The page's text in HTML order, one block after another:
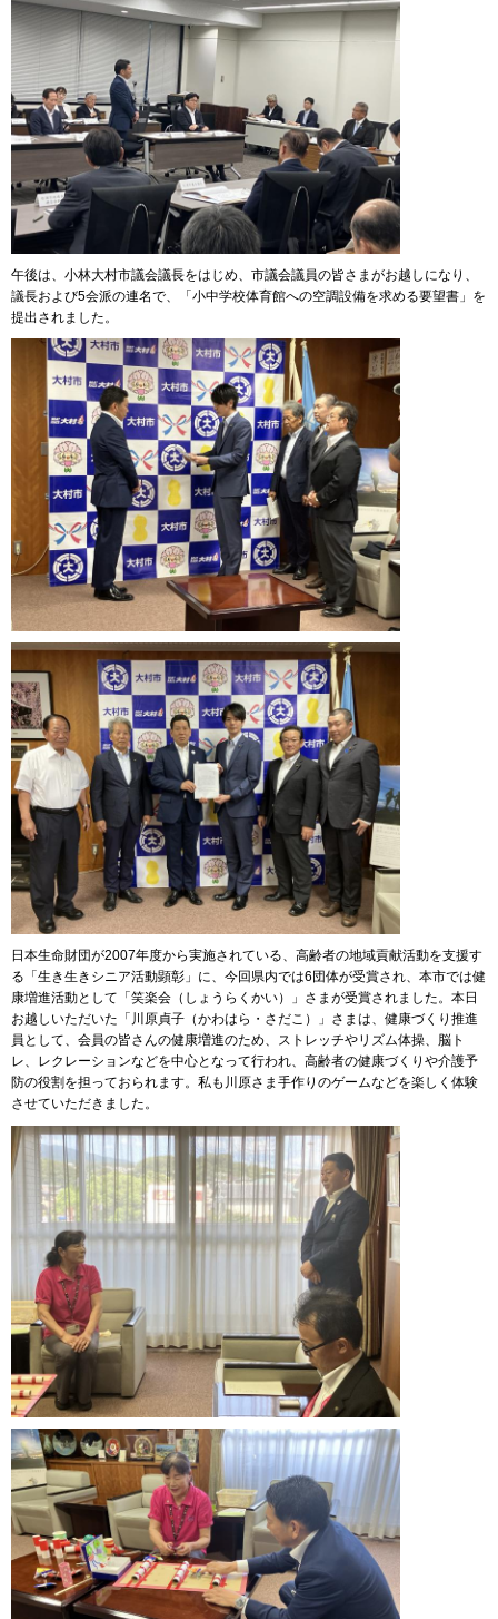
午後は、小林大村市議会議長をはじめ、市議会議員の皆さまがお越しになり、
議長および5会派の連名で、「小中学校体育館への空調設備を求める要望書」を
提出されました。
日本生命財団が2007年度から実施されている、高齢者の地域貢献活動を支援す
る「生き生きシニア活動顕彰」に、今回県内では6団体が受賞され、本市では健
康増進活動として「笑楽会（しょうらくかい）」さまが受賞されました。本日
お越しいただいた「川原貞子（かわはら・さだこ）」さまは、健康づくり推進
員として、会員の皆さんの健康増進のため、ストレッチやリズム体操、脳ト
レ、レクレーションなどを中心となって行われ、高齢者の健康づくりや介護予
防の役割を担っておられます。私も川原さま手作りのゲームなどを楽しく体験
させていただきました。